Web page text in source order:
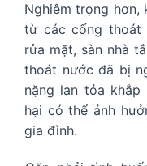
Nghiêm trọng
từ các cống thoát
rửa mặt, sàn nhà
thoát nước đã bị
nặng lan tỏa
hại có thể ảnh
gia đình.